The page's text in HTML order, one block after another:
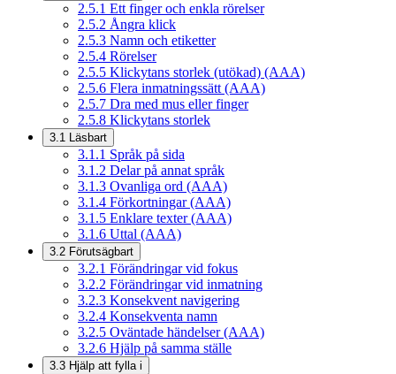
2.5.1 Ett finger och enkla rörelser
2.5.2 Ångra klick
2.5.3 Namn och etiketter
2.5.4 Rörelser
2.5.5 Klickytans storlek (utökad) (AAA)
2.5.6 Flera inmatningssätt (AAA)
2.5.7 Dra med mus eller finger
2.5.8 Klickytans storlek
3.1 Läsbart
3.1.1 Språk på sida
3.1.2 Delar på annat språk
3.1.3 Ovanliga ord (AAA)
3.1.4 Förkortningar (AAA)
3.1.5 Enklare texter (AAA)
3.1.6 Uttal (AAA)
3.2 Förutsägbart
3.2.1 Förändringar vid fokus
3.2.2 Förändringar vid inmatning
3.2.3 Konsekvent navigering
3.2.4 Konsekventa namn
3.2.5 Oväntade händelser (AAA)
3.2.6 Hjälp på samma ställe
3.3 Hjälp att fylla i